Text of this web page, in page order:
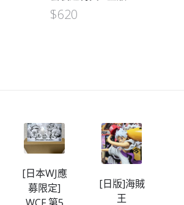
$620
[日本WJ應
募限定]
[日版]海賊
王